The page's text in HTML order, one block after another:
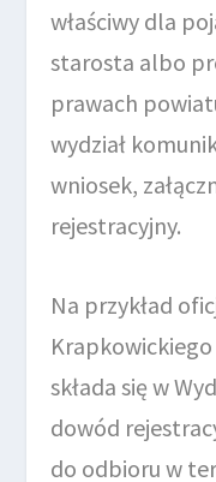
właściwy dla
starosta albo
prawach
wydział
wniosek,
rejestracyjny.
Na przykład
składa się w
dowód
do odbioru w